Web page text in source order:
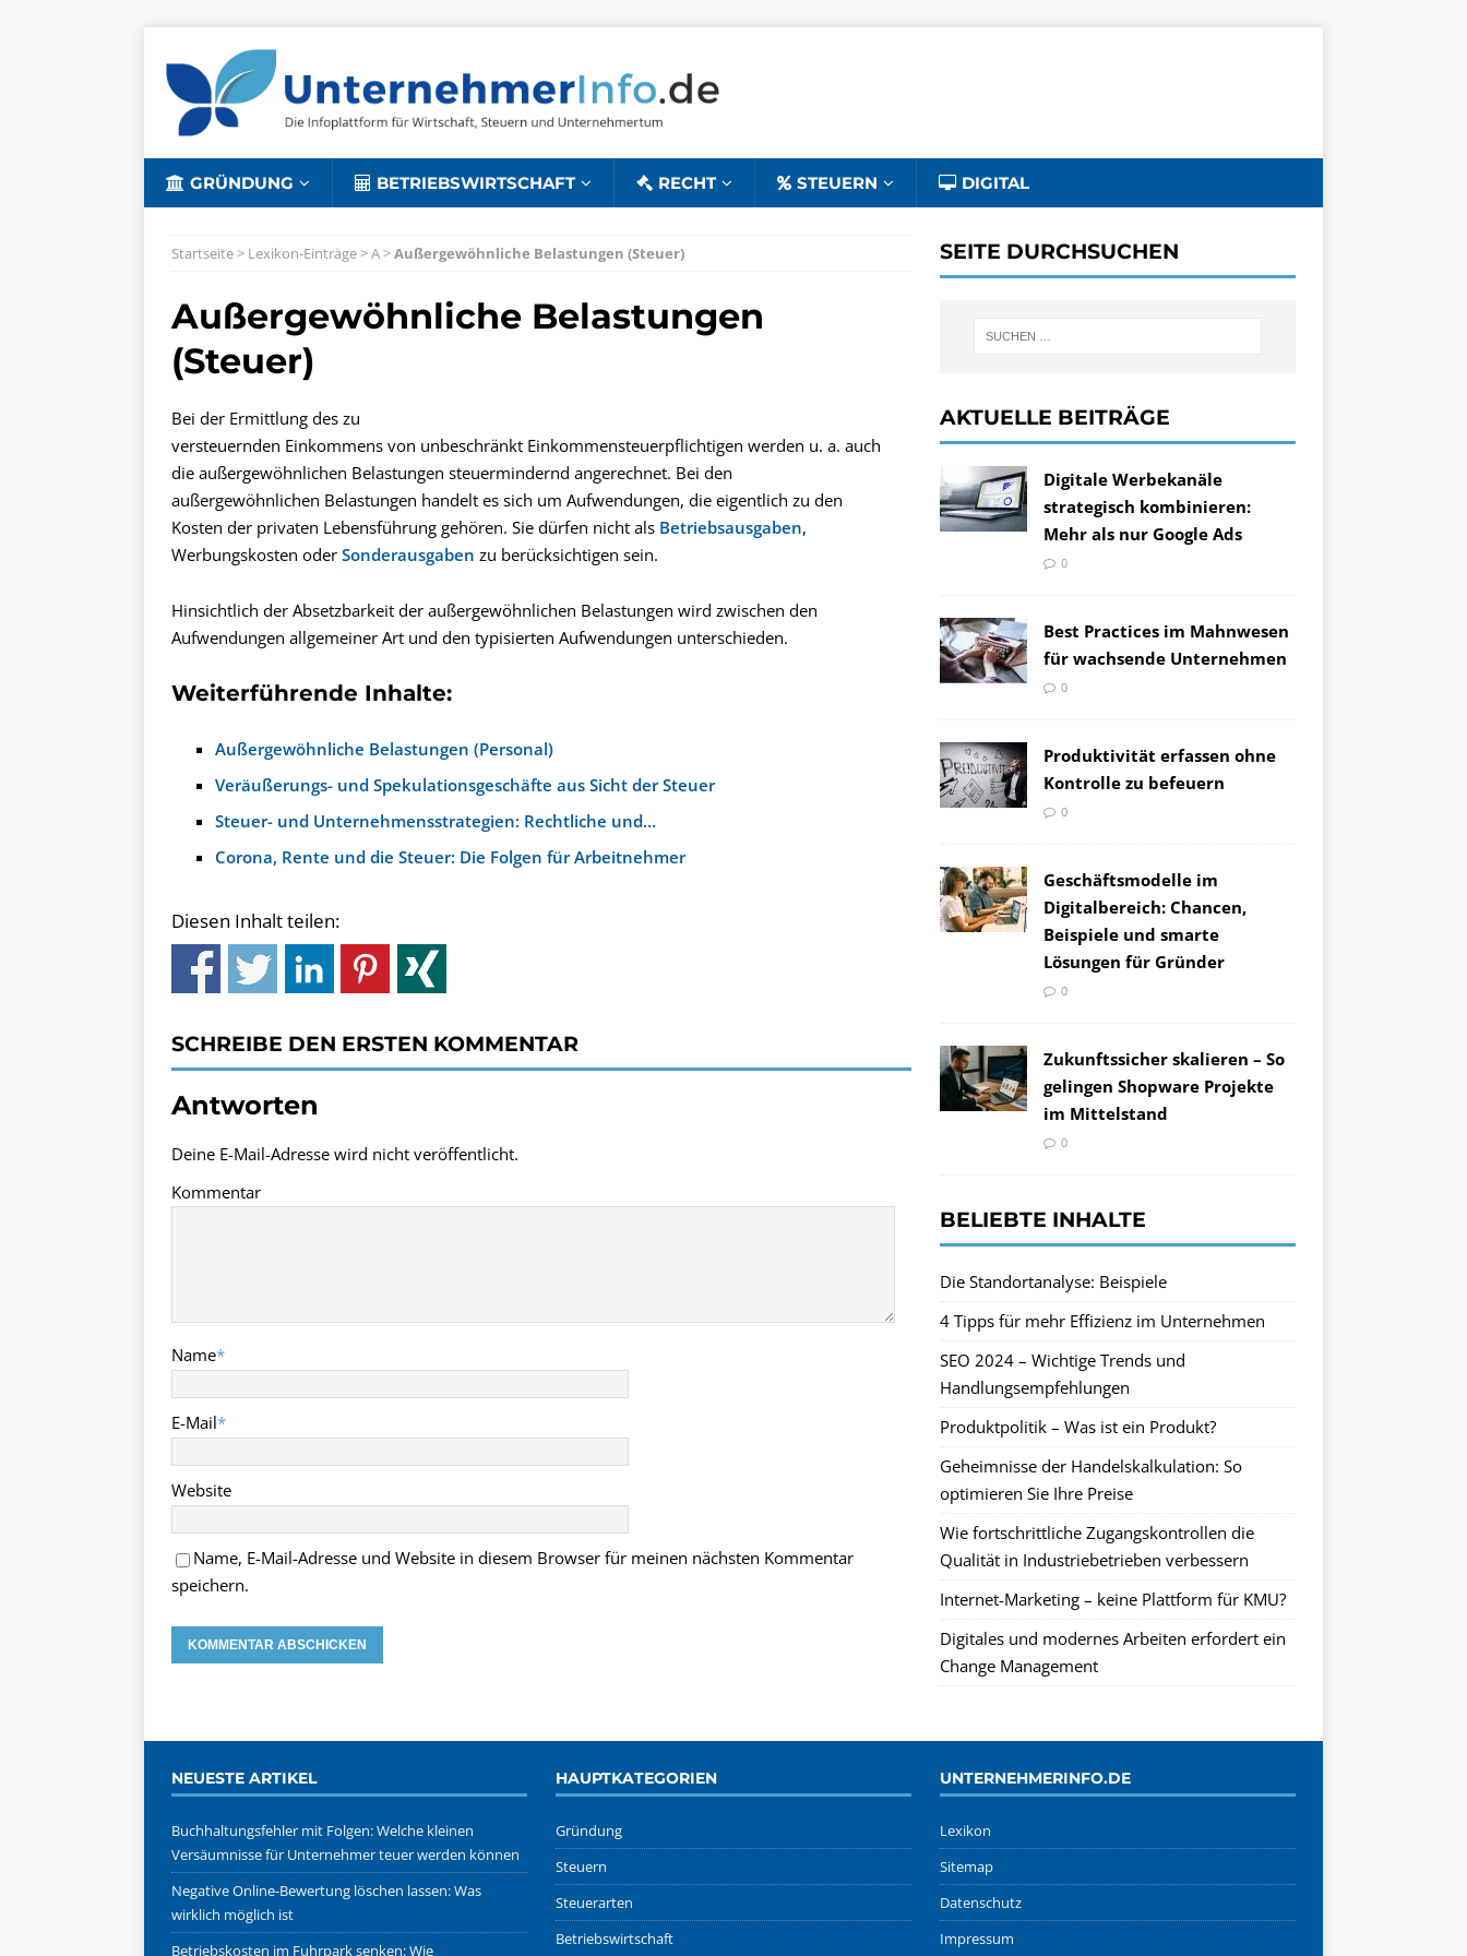
GRÜNDUNG BETRIEBSWIRTSCHAFT RECHT STEUERN DIGITAL
Startseite> Lexikon-Einträge>A>Außergewöhnliche Belastungen (Steuer)
Außergewöhnliche Belastungen
(Steuer)
Bei der Ermittlung des zu
versteuernden Einkommens von unbeschränkt Einkommensteuerpflichtigen werden u. a. auch
die außergewöhnlichen Belastungen steuermindernd angerechnet. Bei den
außergewöhnlichen Belastungen handelt es sich um Aufwendungen, die eigentlich zu den
Kosten der privaten Lebensführung gehören. Sie dürfen nicht als Betriebsausgaben,
Werbungskosten oder Sonderausgaben zu berücksichtigen sein.
Hinsichtlich der Absetzbarkeit der außergewöhnlichen Belastungen wird zwischen den
Aufwendungen allgemeiner Art und den typisierten Aufwendungen unterschieden.
Weiterführende Inhalte:
Außergewöhnliche Belastungen (Personal)
Veräußerungs- und Spekulationsgeschäfte aus Sicht der Steuer
Steuer- und Unternehmensstrategien: Rechtliche und…
Corona, Rente und die Steuer: Die Folgen für Arbeitnehmer
Diesen Inhalt teilen:
SCHREIBE DEN ERSTEN KOMMENTAR
Antworten
Deine E-Mail-Adresse wird nicht veröffentlicht.
Kommentar
Name*
E-Mail*
Website
Name, E-Mail-Adresse und Website in diesem Browser für meinen nächsten Kommentar
speichern.
SEITE DURCHSUCHEN
AKTUELLE BEITRÄGE
Digitale Werbekanäle
strategisch kombinieren:
Mehr als nur Google Ads
0
Best Practices im Mahnwesen
für wachsende Unternehmen
0
Produktivität erfassen ohne
Kontrolle zu befeuern
0
Geschäftsmodelle im
Digitalbereich: Chancen,
Beispiele und smarte
Lösungen für Gründer
0
Zukunftssicher skalieren – So
gelingen Shopware Projekte
im Mittelstand
0
BELIEBTE INHALTE
Die Standortanalyse: Beispiele
4 Tipps für mehr Effizienz im Unternehmen
SEO 2024 – Wichtige Trends und
Handlungsempfehlungen
Produktpolitik – Was ist ein Produkt?
Geheimnisse der Handelskalkulation: So
optimieren Sie Ihre Preise
Wie fortschrittliche Zugangskontrollen die
Qualität in Industriebetrieben verbessern
Internet-Marketing – keine Plattform für KMU?
Digitales und modernes Arbeiten erfordert ein
Change Management
NEUESTE ARTIKEL
Buchhaltungsfehler mit Folgen: Welche kleinen
Versäumnisse für Unternehmer teuer werden können
Negative Online-Bewertung löschen lassen: Was
wirklich möglich ist
Betriebskosten im Fuhrpark senken: Wie
HAUPTKATEGORIEN
Gründung
Steuern
Steuerarten
Betriebswirtschaft
UNTERNEHMERINFO.DE
Lexikon
Sitemap
Datenschutz
Impressum